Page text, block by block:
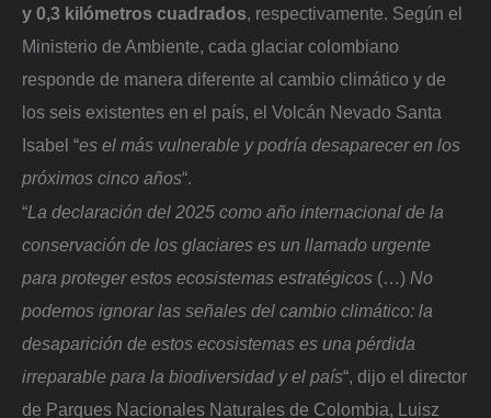
y 0,3 kilómetros cuadrados, respectivamente. Según el
Ministerio de Ambiente, cada glaciar colombiano
responde de manera diferente al cambio climático y de
los seis existentes en el país, el Volcán Nevado Santa
Isabel “es el más vulnerable y podría desaparecer en los
próximos cinco años“.
“La declaración del 2025 como año internacional de la
conservación de los glaciares es un llamado urgente
para proteger estos ecosistemas estratégicos (…) No
podemos ignorar las señales del cambio climático: la
desaparición de estos ecosistemas es una pérdida
irreparable para la biodiversidad y el país“, dijo el director
de Parques Nacionales Naturales de Colombia, Luisz